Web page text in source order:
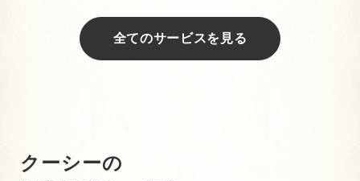
全てのサービスを見る
クーシーの